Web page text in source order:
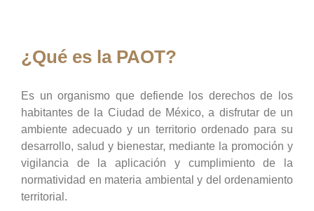
¿Qué es la PAOT?
Es un organismo que defiende los derechos de los
habitantes de la Ciudad de México, a disfrutar de un
ambiente adecuado y un territorio ordenado para su
desarrollo, salud y bienestar, mediante la promoción y
vigilancia de la aplicación y cumplimiento de la
normatividad en materia ambiental y del ordenamiento
territorial.